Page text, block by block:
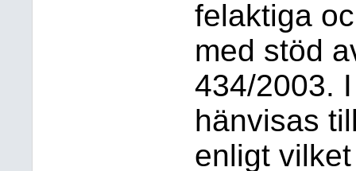
felaktiga
med stöd
434/2003.
hänvisas
enligt